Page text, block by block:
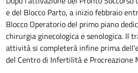
e del Blocco Parto, a inizio febbraio
Blocco Operatorio del primo piano
chirurgia ginecologica e senologica. Il
attività si completerà infine prima
del Centro di Infertilità e Procreazione